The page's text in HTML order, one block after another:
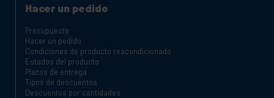
Hacer un pedido
Presupuesto
Hacer un pedido
Condiciones de producto reacondicionado
Estados del producto
Plazos de entrega
Tipos de descuentos
Descuentos por cantidades